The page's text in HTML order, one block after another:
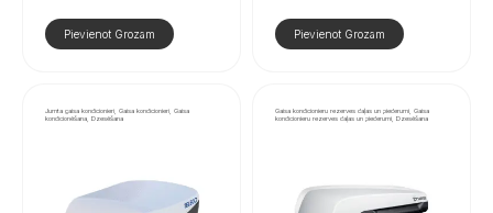
Pievienot Grozam Pievienot Grozam
Jumta gaisa kondicionieri, Gaisa kondicionieri, Gaisa
kondicionēšana, Dzesēšana
Gaisa kondicionieru rezerves daļas un piederumi, Gaisa
kondicionieru rezerves daļas un piederumi, Dzesēšana